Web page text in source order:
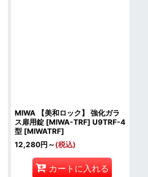
MIWA 【美和ロック】 強化ガラ
ス扉用錠 [MIWA-TRF] U9TRF-4
型 [MIWATRF]
12,280円 ～ (税込)
カートに入れる